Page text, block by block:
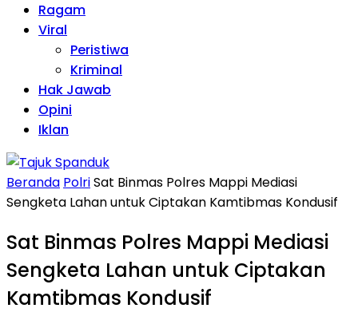
Ragam
Viral
Peristiwa
Kriminal
Hak Jawab
Opini
Iklan
Beranda PolriSat Binmas Polres Mappi Mediasi
Sengketa Lahan untuk Ciptakan Kamtibmas Kondusif
Sat Binmas Polres Mappi Mediasi
Sengketa Lahan untuk Ciptakan
Kamtibmas Kondusif